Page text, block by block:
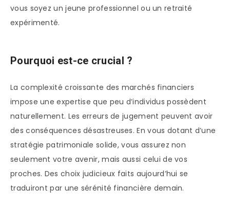
vous soyez un jeune professionnel ou un retraité
expérimenté.
Pourquoi est-ce crucial ?
La complexité croissante des marchés financiers
impose une expertise que peu d’individus possèdent
naturellement. Les erreurs de jugement peuvent avoir
des conséquences désastreuses. En vous dotant d’une
stratégie patrimoniale solide, vous assurez non
seulement votre avenir, mais aussi celui de vos
proches. Des choix judicieux faits aujourd’hui se
traduiront par une sérénité financière demain.